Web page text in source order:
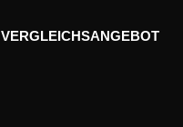
VERGLEICHSANGEBOT